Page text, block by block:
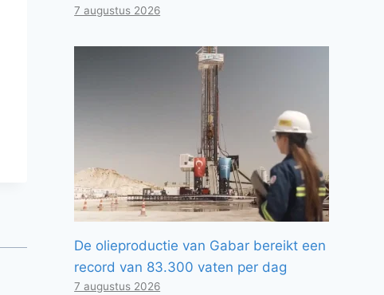
7 augustus 2026
De olieproductie van Gabar bereikt een
record van 83.300 vaten per dag
7 augustus 2026